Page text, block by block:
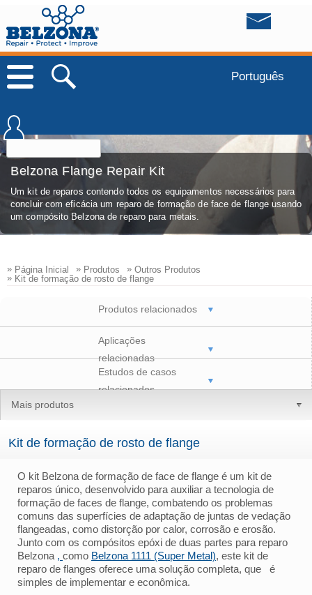
Português
Belzona Flange Repair Kit
Um kit de reparos contendo todos os equipamentos necessários para
concluir com eficácia um reparo de formação de face de flange usando
um compósito Belzona de reparo para metais.
» Página Inicial » Produtos » Outros Produtos
» Kit de formação de rosto de flange
Produtos relacionados
Aplicações
relacionadas
Estudos de casos
relacionados
Mais produtos
Kit de formação de rosto de flange
O kit Belzona de formação de face de flange é um kit de
reparos único, desenvolvido para auxiliar a tecnologia de
formação de faces de flange, combatendo os problemas
comuns das superfícies de adaptação de juntas de vedação
flangeadas, como distorção por calor, corrosão e erosão.
Junto com os compósitos epóxi de duas partes para reparo
Belzona , como Belzona 1111 (Super Metal), este kit de
reparo de flanges oferece uma solução completa, que é
simples de implementar e econômica.